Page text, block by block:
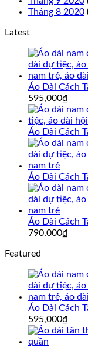
Tháng 8 2020
Latest
Áo Dài Cách
Giá
gốc
là:
695,000₫.
595,000₫
hiện
tại
là:
Áo Dài Cách
Áo Dài Cách
Áo Dài Cách
790,000₫
Featured
Áo Dài Cách
Giá
gốc
là:
595,000₫
hiện